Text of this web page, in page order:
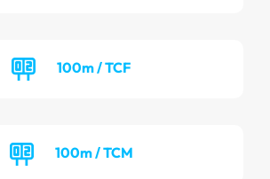
100m / TCF
100m / TCM